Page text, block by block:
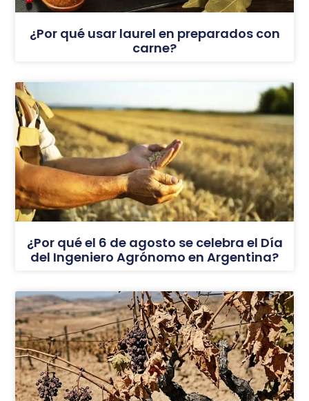
¿Por qué usar laurel en preparados con
carne?
¿Por qué el 6 de agosto se celebra el Día
del Ingeniero Agrónomo en Argentina?